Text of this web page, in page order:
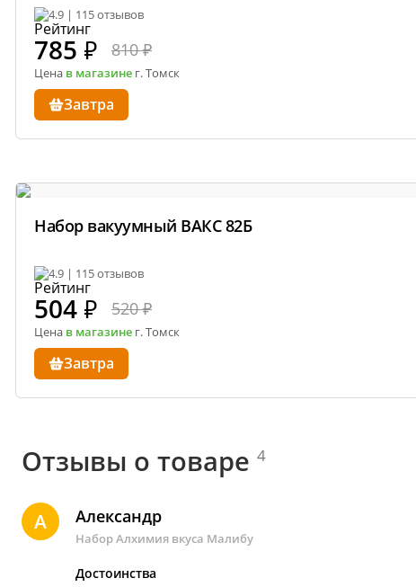
4.9 | 115 отзывов
785 ₽ 810 ₽
Цена в магазине г. Томск
Завтра
Набор вакуумный ВАКС 82Б
4.9 | 115 отзывов
504 ₽ 520 ₽
Цена в магазине г. Томск
Завтра
Отзывы о товаре 4
А Александр
Набор Алхимия вкуса Малибу
Достоинства